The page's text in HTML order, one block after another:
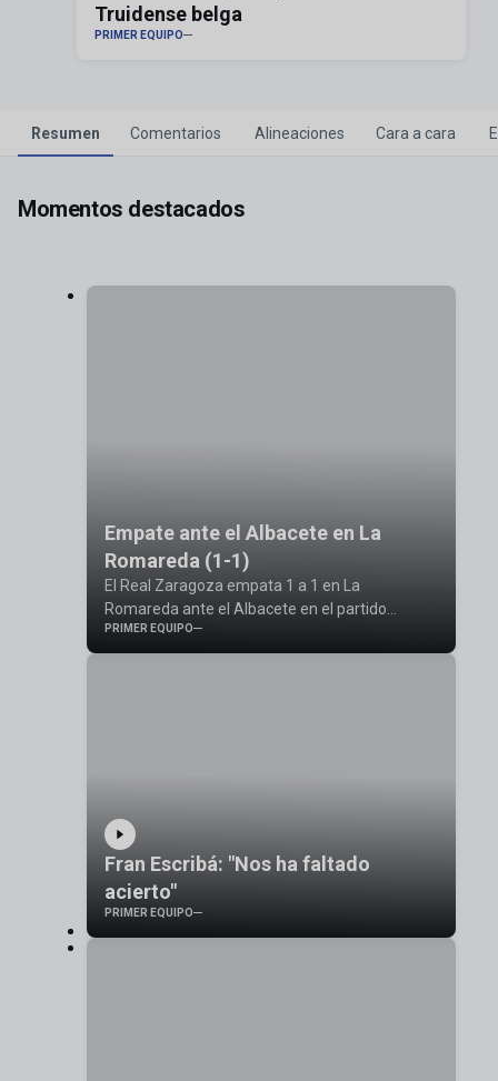
Truidense belga
PRIMER EQUIPO
Resumen Comentarios Alineaciones Cara a cara
Momentos destacados
Empate ante el Albacete en La
Romareda (1-1)
El Real Zaragoza empata 1 a 1 en La
Romareda ante el Albacete en el partido
correspondiente a la jornada 33 de LaLiga
SmartBank.
PRIMER EQUIPO
Fran Escribá: "Nos ha faltado
acierto"
PRIMER EQUIPO